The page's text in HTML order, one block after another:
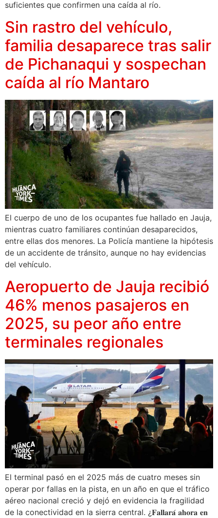
suficientes que confirmen una caída al río.
Sin rastro del vehículo,
familia desaparece tras salir
de Pichanaqui y sospechan
caída al río Mantaro
El cuerpo de uno de los ocupantes fue hallado en Jauja,
mientras cuatro familiares continúan desaparecidos,
entre ellas dos menores. La Policía mantiene la hipótesis
de un accidente de tránsito, aunque no hay evidencias
del vehículo.
Aeropuerto de Jauja recibió
46% menos pasajeros en
2025, su peor año entre
terminales regionales
El terminal pasó en el 2025 más de cuatro meses sin
operar por fallas en la pista, en un año en que el tráfico
aéreo nacional creció y dejó en evidencia la fragilidad
de la conectividad en la sierra central. ¿𝐅𝐚𝐥𝐥𝐚𝐫𝐚́ 𝐚𝐡𝐨𝐫𝐚 𝐞𝐧